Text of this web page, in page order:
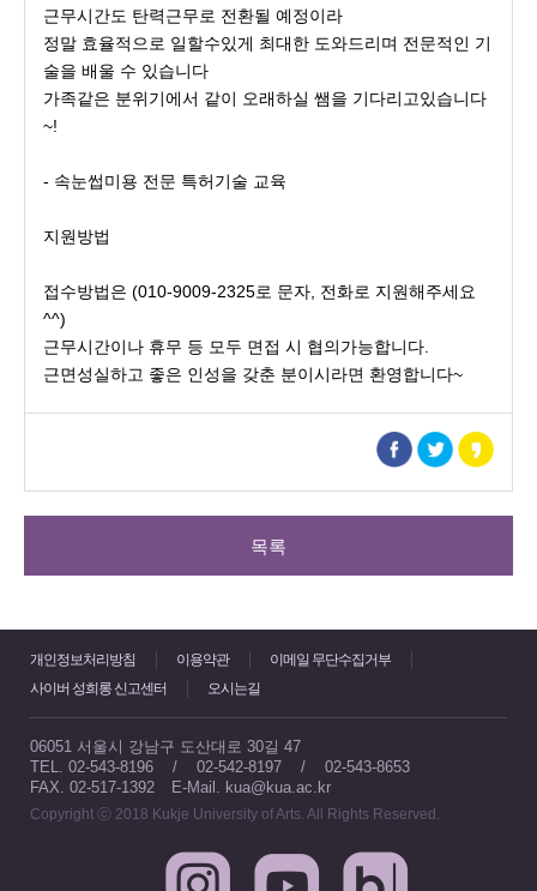
​근무시간도 탄력근무로 전환될 예정이라
정말 효율적으로 일할수있게 최대한 도와드리며 전문적인 기
술을 배울 수 있습니다
가족같은 분위기에서 같이 오래하실 쌤을 기다리고있습니다
~!
- 속눈썹미용 전문 특허기술 교육
지원방법
접수방법은 (010-9009-2325로 문자, 전화로 지원해주세요
^^)
근무시간이나 휴무 등 모두 면접 시 협의가능합니다.
근면성실하고 좋은 인성을 갖춘 분이시라면 환영합니다~
목록
개인정보처리방침 이용약관
이메일 무단수집거부
사이버 성희롱 신고센터
오시는길
06051 서울시 강남구 도산대로 30길 47
TEL. 02-543-8196 / 02-542-8197 / 02-543-8653
FAX. 02-517-1392
E-Mail. kua@kua.ac.kr
Copyright ⓒ 2018 Kukje University of Arts. All Rights Reserved.